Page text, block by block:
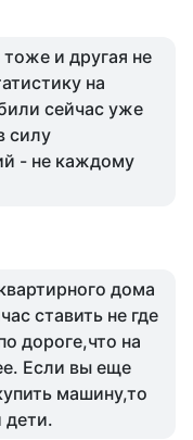
и другая не
на
сейчас уже
силу
- не каждому
дома
ставить не где
дороге,что на
Если вы еще
машину,то
дети.